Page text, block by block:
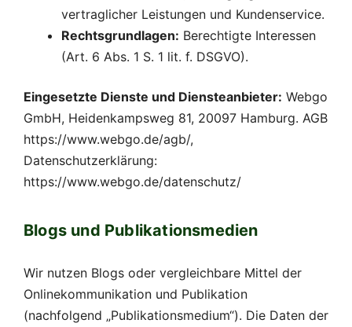
vertraglicher Leistungen und Kundenservice.
Rechtsgrundlagen: Berechtigte Interessen
(Art. 6 Abs. 1 S. 1 lit. f. DSGVO).
Eingesetzte Dienste und Diensteanbieter: Webgo
GmbH, Heidenkampsweg 81, 20097 Hamburg. AGB
https://www.webgo.de/agb/,
Datenschutzerklärung:
https://www.webgo.de/datenschutz/
Blogs und Publikationsmedien
Wir nutzen Blogs oder vergleichbare Mittel der
Onlinekommunikation und Publikation
(nachfolgend „Publikationsmedium“). Die Daten der